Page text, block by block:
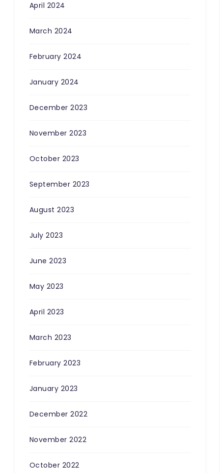
April 2024
March 2024
February 2024
January 2024
December 2023
November 2023
October 2023
September 2023
August 2023
July 2023
June 2023
May 2023
April 2023
March 2023
February 2023
January 2023
December 2022
November 2022
October 2022